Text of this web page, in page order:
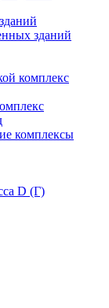
зданий
комплекс
комплексы
D (Г)